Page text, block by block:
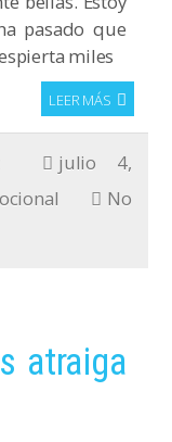
pasado que
miles
LEER MÁS
julio 4,
No
atraiga